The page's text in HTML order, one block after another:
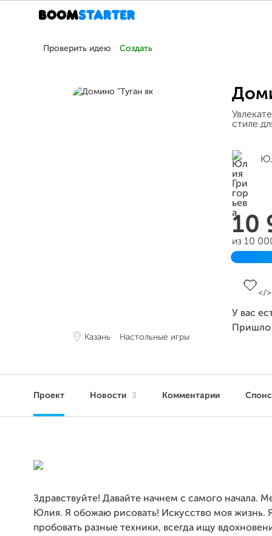
Проверить идею Создать
Казань Настольные игры
стиле
10
из 10
У вас
Проект Новости 3 Комментарии
Здравствуйте! Давайте начнем с самого начала.
Юлия. Я обожаю рисовать! Искусство моя жизнь.
пробовать разные техники, всегда ищу